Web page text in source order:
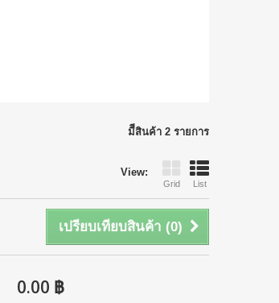
มีีสินค้า 2 รายการ
View:
Grid List
เปรียบเทียบสินค้า (0)
0.00 ฿